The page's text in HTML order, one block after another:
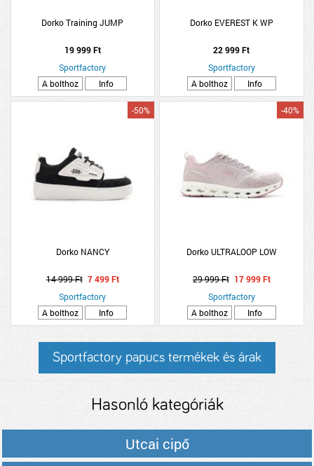
Dorko Training JUMP
19 999 Ft
Sportfactory
A bolthoz
Info
Dorko EVEREST K WP
22 999 Ft
Sportfactory
A bolthoz
Info
Dorko NANCY
-50%
14 999 Ft 7 499 Ft
Sportfactory
A bolthoz
Info
Dorko ULTRALOOP LOW
-40%
29 999 Ft 17 999 Ft
Sportfactory
A bolthoz
Info
Sportfactory papucs termékek és árak
Hasonló kategóriák
Utcai cipő